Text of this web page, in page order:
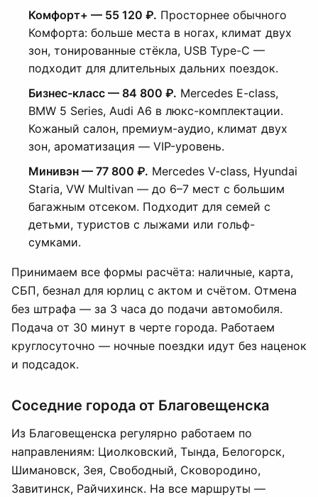
Комфорт+ — 55 120 ₽. Просторнее обычного
Комфорта: больше места в ногах, климат двух
зон, тонированные стёкла, USB Type-C —
подходит для длительных дальних поездок.
Бизнес-класс — 84 800 ₽. Mercedes E-class,
BMW 5 Series, Audi A6 в люкс-комплектации.
Кожаный салон, премиум-аудио, климат двух
зон, ароматизация — VIP-уровень.
Минивэн — 77 800 ₽. Mercedes V-class, Hyundai
Staria, VW Multivan — до 6–7 мест с большим
багажным отсеком. Подходит для семей с
детьми, туристов с лыжами или гольф-
сумками.
Принимаем все формы расчёта: наличные, карта,
СБП, безнал для юрлиц с актом и счётом. Отмена
без штрафа — за 3 часа до подачи автомобиля.
Подача от 30 минут в черте города. Работаем
круглосуточно — ночные поездки идут без наценок
и подсадок.
Соседние города от Благовещенска
Из Благовещенска регулярно работаем по
направлениям: Циолковский, Тында, Белогорск,
Шимановск, Зея, Свободный, Сковородино,
Завитинск, Райчихинск. На все маршруты —